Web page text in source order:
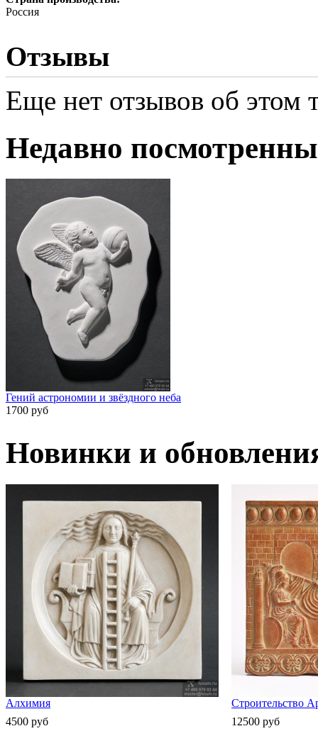
Россия
Отзывы
Еще нет отзывов об этом
Недавно
Гений астрономии и звёздного неба
1700 руб
Новинки и
Алхимия
4500 руб
Строительство
12500 руб